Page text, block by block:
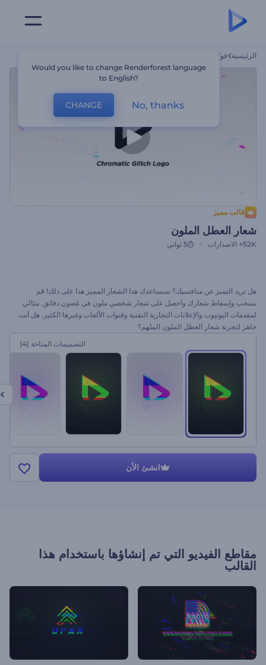
الرئيسية قوالب
قالب مميز
شعار العطل الملون
52K+ الاصدارات 5 ثواني
هل تريد التميز عن منافسيك؟ سيساعدك هذا الشعار المميز هذا على ذلك! قم
بسحب وإسقاط شعارك واحصل على شعار شخصي ملون في غضون دقائق. مثالي
لمقدمات اليوتيوب والإعلانات التجارية التفنية وقنوات الألعاب وغيرها الكثير. هل أنت
جاهز لتجربة شعار العطل الملون الملهم؟
التصميمات المتاحة (4)
انشئ الأن
مقاطع الفيديو التي تم إنشاؤها باستخدام هذا
القالب
Would you like to change Renderforest language
to English?
CHANGE No, thanks